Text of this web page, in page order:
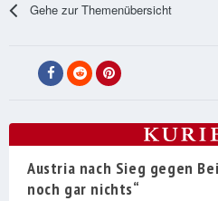
Gehe zur Themenübersicht
Austria nach Sieg gegen
noch gar nichts“